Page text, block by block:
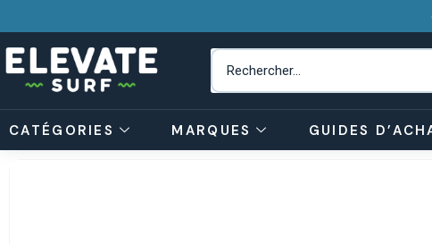
CATÉGORIES MARQUES GUIDES